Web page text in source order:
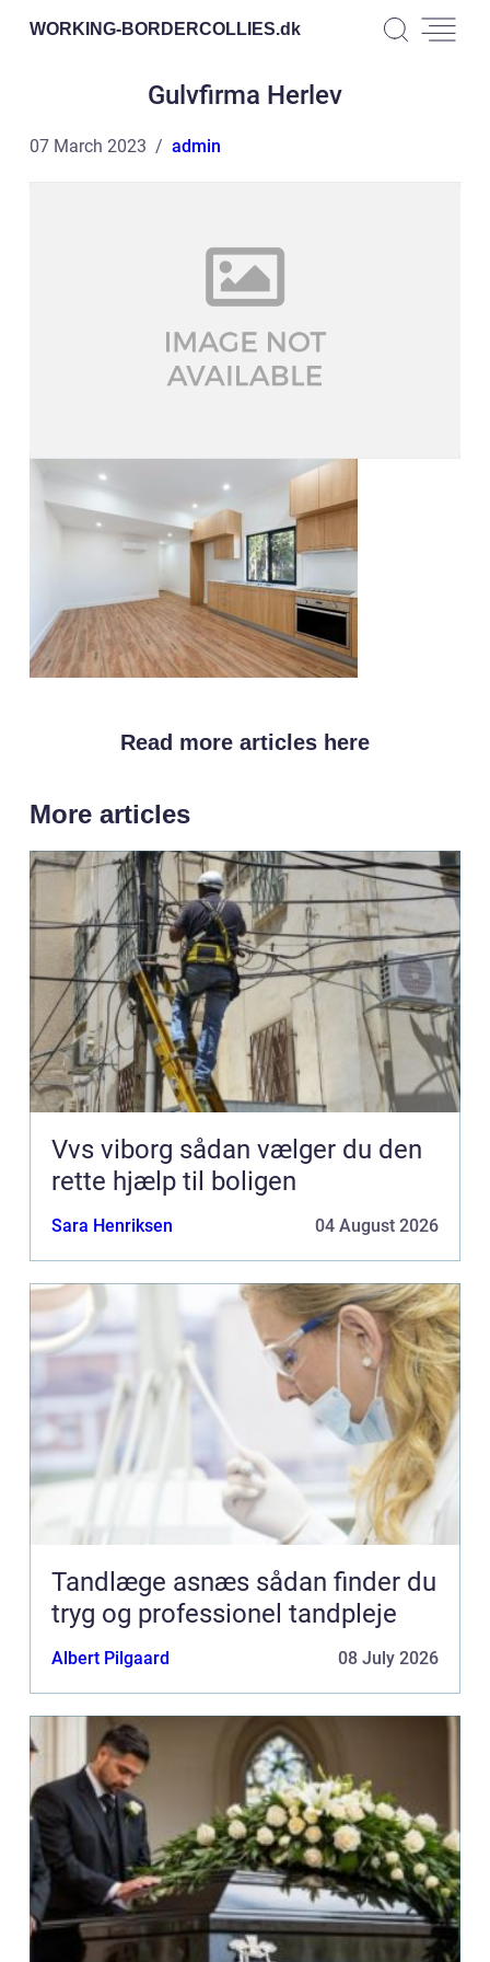
WORKING-BORDERCOLLIES.dk
Gulvfirma Herlev
07 March 2023 admin
Read more articles here
More articles
Vvs viborg sådan vælger du den
rette hjælp til boligen
Sara Henriksen 04 August 2026
Tandlæge asnæs sådan finder du
tryg og professionel tandpleje
Albert Pilgaard 08 July 2026